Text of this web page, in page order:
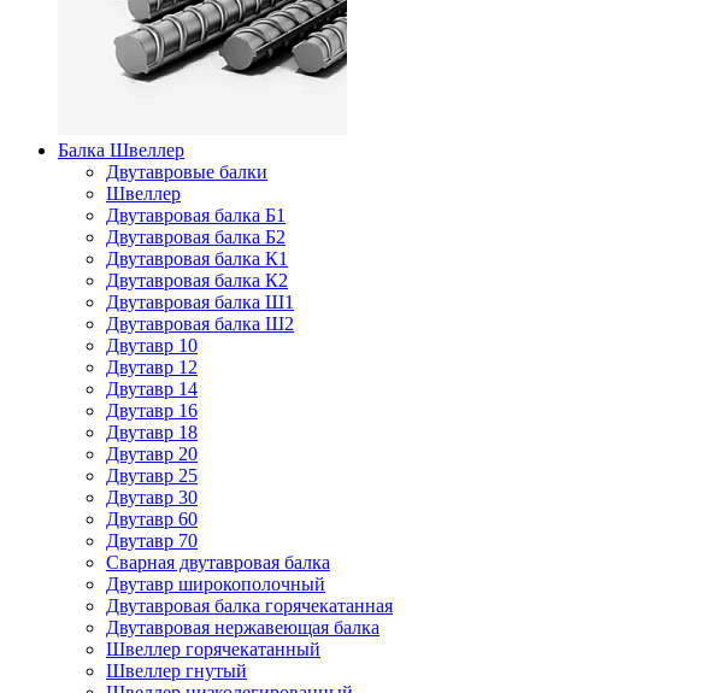
Балка Швеллер
Двутавровые балки
Швеллер
Двутавровая балка Б1
Двутавровая балка Б2
Двутавровая балка К1
Двутавровая балка К2
Двутавровая балка Ш1
Двутавровая балка Ш2
Двутавр 10
Двутавр 12
Двутавр 14
Двутавр 16
Двутавр 18
Двутавр 20
Двутавр 25
Двутавр 30
Двутавр 60
Двутавр 70
Сварная двутавровая балка
Двутавр широкополочный
Двутавровая балка горячекатанная
Двутавровая нержавеющая балка
Швеллер горячекатанный
Швеллер гнутый